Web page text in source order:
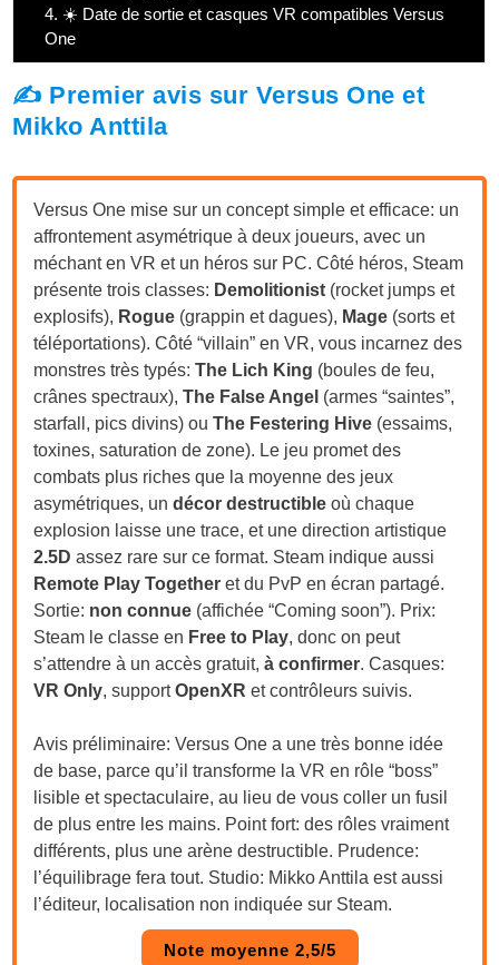
4. ☀️ Date de sortie et casques VR compatibles Versus
One
✍️ Premier avis sur Versus One et
Mikko Anttila
Versus One mise sur un concept simple et efficace: un
affrontement asymétrique à deux joueurs, avec un
méchant en VR et un héros sur PC. Côté héros, Steam
présente trois classes: Demolitionist (rocket jumps et
explosifs), Rogue (grappin et dagues), Mage (sorts et
téléportations). Côté “villain” en VR, vous incarnez des
monstres très typés:The Lich King (boules de feu,
crânes spectraux),The False Angel (armes “saintes”,
starfall, pics divins) ouThe Festering Hive (essaims,
toxines, saturation de zone). Le jeu promet des
combats plus riches que la moyenne des jeux
asymétriques, undécor destructible où chaque
explosion laisse une trace, et une direction artistique
2.5D assez rare sur ce format. Steam indique aussi
Remote Play Together et du PvP en écran partagé.
Sortie: non connue (affichée “Coming soon”). Prix:
Steam le classe en Free to Play, donc on peut
s’attendre à un accès gratuit,à confirmer. Casques:
VR Only, supportOpenXR et contrôleurs suivis.
Avis préliminaire: Versus One a une très bonne idée
de base, parce qu’il transforme la VR en rôle “boss”
lisible et spectaculaire, au lieu de vous coller un fusil
de plus entre les mains. Point fort: des rôles vraiment
différents, plus une arène destructible. Prudence:
l’équilibrage fera tout. Studio: Mikko Anttila est aussi
l’éditeur, localisation non indiquée sur Steam.
Note moyenne 2,5/5